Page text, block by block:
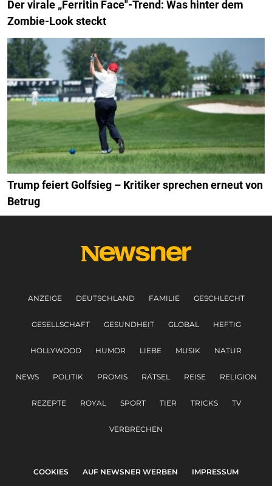
Der virale „Ferritin Face"-Trend: Was hinter dem
Zombie-Look steckt
Trump feiert Golfsieg – Kritiker sprechen erneut von
Betrug
ANZEIGE DEUTSCHLAND FAMILIE GESCHLECHT
GESELLSCHAFT GESUNDHEIT GLOBAL HEFTIG
HOLLYWOOD HUMOR LIEBE MUSIK NATUR
NEWS POLITIK PROMIS RÄTSEL REISE RELIGION
REZEPTE ROYAL SPORT TIER TRICKS TV
VERBRECHEN
COOKIES AUF NEWSNER WERBEN IMPRESSUM